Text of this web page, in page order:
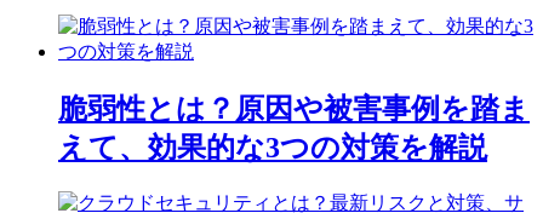
脆弱性とは？原因や被害事例を踏ま
えて、効果的な3つの対策を解説